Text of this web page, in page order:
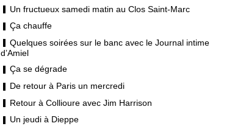
Un fructueux samedi matin au Clos Saint-Marc
Ça chauffe
Quelques soirées sur le banc avec le Journal intime
d’Amiel
Ça se dégrade
De retour à Paris un mercredi
Retour à Collioure avec Jim Harrison
Un jeudi à Dieppe